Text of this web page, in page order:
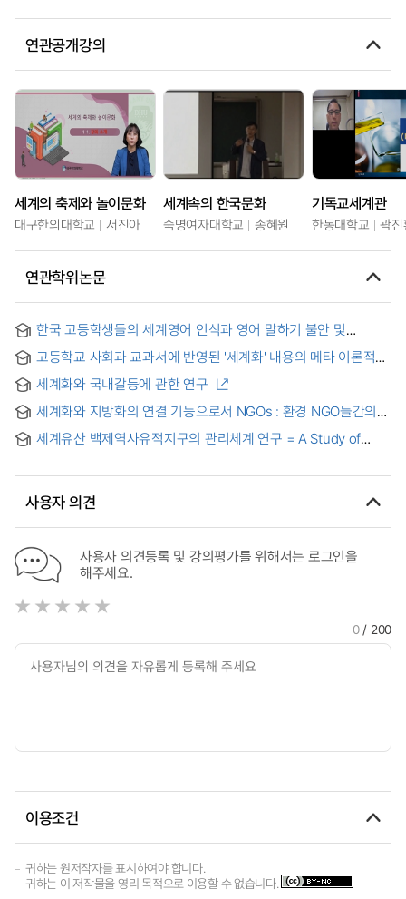
연관공개강의
세계의 축제와 놀이문화
대구한의대학교 서진아
세계속의 한국문화
숙명여자대학교 송혜원
기독교세계관
한동대학교 곽
연관학위논문
한국 고등학생들의 세계영어 인식과 영어 말하기 불안 및
High School Students' Perception of World Englishes,
English Speaking Anxiety, and Self-Efficacy
고등학교 사회과 교과서에 반영된 '세계화' 내용의 메타 이론적
Analysis of the Content on the 'Globalization' in High
School Social Studies Textbooks : Focusing on the 7th
National Curriculum
세계화와 국내갈등에 관한 연구
세계화와 지방화의 연결 기능으로서 NGOs : 환경 NGO들간의
세계유산 백제역사유적지구의 관리체계 연구 = A Study of
사용자 의견
사용자 의견등록 및 강의평가를 위해서는 로그인을
해주세요.
0/ 200
이용조건
귀하는 원저작자를 표시하여야 합니다.
귀하는 이 저작물을 영리 목적으로 이용할 수 없습니다.